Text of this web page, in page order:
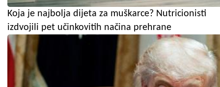
Koja je najbolja dijeta za muškarce? Nutricionisti
izdvojili pet učinkovitih načina prehrane